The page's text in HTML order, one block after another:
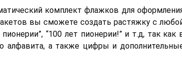
комплект флажков для
вы сможете создать растяжку с
“100 лет пионерии!” и т.д, так как
алфавита, а также цифры и